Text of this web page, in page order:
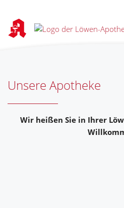
Unsere Apotheke
Wir heißen Sie in Ihrer